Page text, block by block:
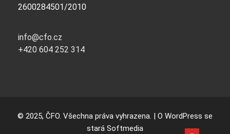
2600284501/2010
info@cfo.cz
+420 604 252 314
© 2025, ČFO. Všechna práva vyhrazena. | O WordPress se
stará Softmedia